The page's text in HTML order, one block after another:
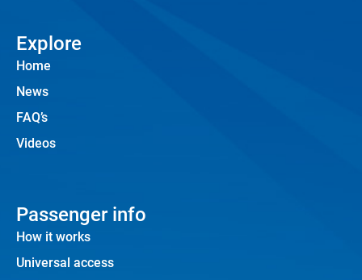
Explore
Home
News
FAQ’s
Videos
Passenger info
How it works
Universal access